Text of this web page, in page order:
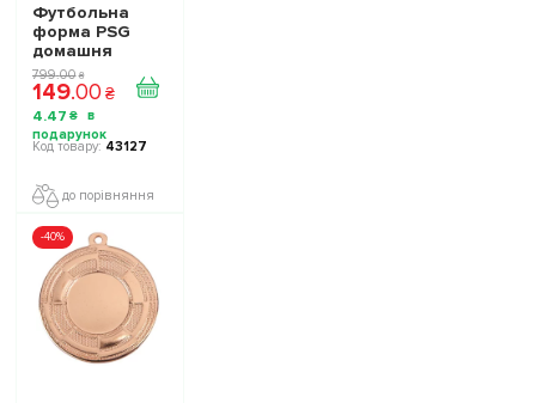
Футбольна
форма PSG
домашня
підліткова
799.00 ₴
149.00 ₴
4.47 ₴
43127
до порівняння
-40%